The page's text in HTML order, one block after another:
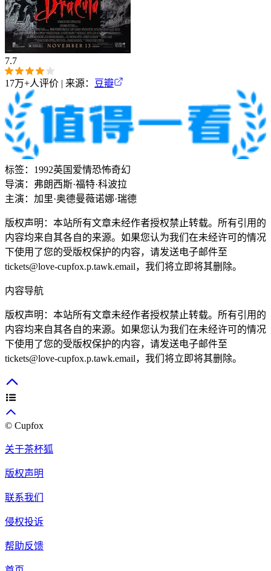
7.7
17万+人评价 | 来源： 豆瓣
标签： 1992英国 爱情恐怖奇幻
导演： 弗朗西斯·福特·科波拉
主演： 加里·奥德曼薇诺娜·瑞德
版权声明：本站所有文章未经作者授权禁止转载。所有引用的
内容均来自其各自的来源。如果您认为我们在未经许可的情况
下使用了您的受版权保护的内容，请发送电子邮件至
tickets@love-cupfox.p.tawk.email，我们将立即将其删除。
内容导航
版权声明：本站所有文章未经作者授权禁止转载。所有引用的
内容均来自其各自的来源。如果您认为我们在未经许可的情况
下使用了您的受版权保护的内容，请发送电子邮件至
tickets@love-cupfox.p.tawk.email，我们将立即将其删除。
© Cupfox
关于茶杯狐
版权声明
联系我们
侵权投诉
帮助反馈